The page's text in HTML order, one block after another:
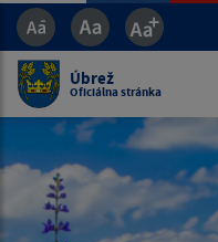
Úbrež
Oficiálna stránka